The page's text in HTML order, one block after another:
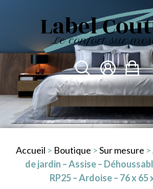
Accueil > Boutique >Sur mesure >
de jardin – Assise –
RP25 – Ardoise – 76 x 65